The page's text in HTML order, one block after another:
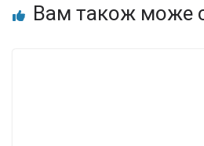
Вам також може